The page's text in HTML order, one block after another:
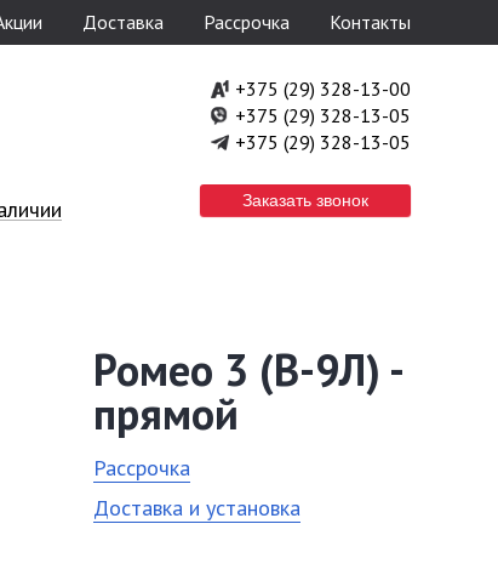
Доставка Рассрочка Контакты
+375 (29) 328-13-00
+375 (29) 328-13-05
+375 (29) 328-13-05
Заказать звонок
Ромео 3 (В-9Л) -
прямой
Рассрочка
Доставка и установка